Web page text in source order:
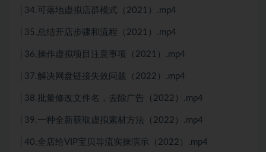
│34.可落地虚拟店群模式（2021）.mp4
│35.总结开店步骤和流程（2021）.mp4
│36.操作虚拟项目注意事项（2021）.mp4
│37.解决网盘链接失效问题（2022）.mp4
│38.批量修改文件名，去除广告（2022）.mp4
│39.一种全新获取虚拟素材方法（2022）.mp4
│40.全店给VIP宝贝导流实操演示（2022）.mp4